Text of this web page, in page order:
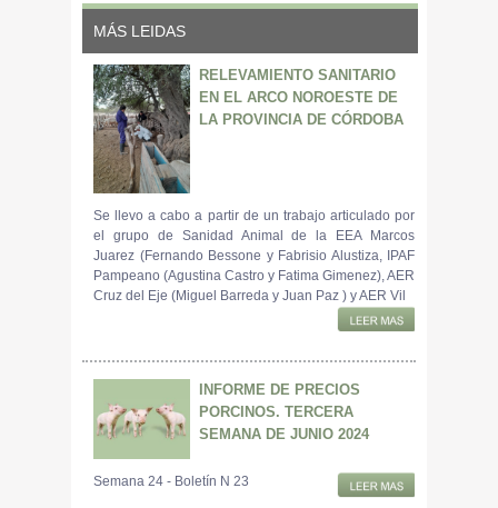
MÁS LEIDAS
RELEVAMIENTO SANITARIO
EN EL ARCO NOROESTE DE
LA PROVINCIA DE CÓRDOBA
Se llevo a cabo a partir de un trabajo articulado por
el grupo de Sanidad Animal de la EEA Marcos
Juarez (Fernando Bessone y Fabrisio Alustiza, IPAF
Pampeano (Agustina Castro y Fatima Gimenez), AER
Cruz del Eje (Miguel Barreda y Juan Paz ) y AER Vil
INFORME DE PRECIOS
PORCINOS. TERCERA
SEMANA DE JUNIO 2024
Semana 24 - Boletín N 23